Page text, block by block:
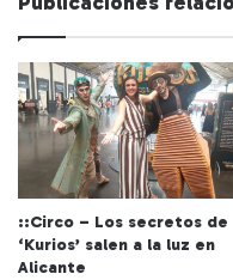
::Circo – Los secretos de
‘Kurios’ salen a la luz en
Alicante